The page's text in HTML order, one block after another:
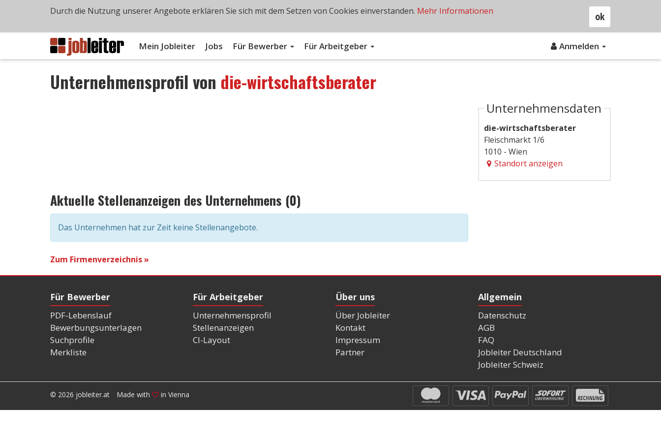
Mein Jobleiter Jobs Für Bewerber Für Arbeitgeber Anmelden
Unternehmensprofil von die-wirtschaftsberater
Unternehmensdaten
die-wirtschaftsberater
Fleischmarkt 1/6
1010 - Wien
Standort anzeigen
Aktuelle Stellenanzeigen des Unternehmens (0)
Das Unternehmen hat zur Zeit keine Stellenangebote.
Zum Firmenverzeichnis »
Für Bewerber
PDF-Lebenslauf
Bewerbungsunterlagen
Suchprofile
Merkliste
Für Arbeitgeber
Unternehmensprofil
Stellenanzeigen
CI-Layout
Über uns
Über Jobleiter
Kontakt
Impressum
Partner
Allgemein
Datenschutz
AGB
FAQ
Jobleiter Deutschland
Jobleiter Schweiz
© 2026 jobleiter.at Made with in Vienna
ok
Durch die Nutzung unserer Angebote erklären Sie sich mit dem Setzen von Cookies einverstanden. Mehr Informationen